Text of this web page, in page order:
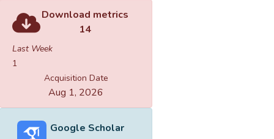
Download metrics
14
Last Week
1
Acquisition Date
Aug 1, 2026
Google Scholar